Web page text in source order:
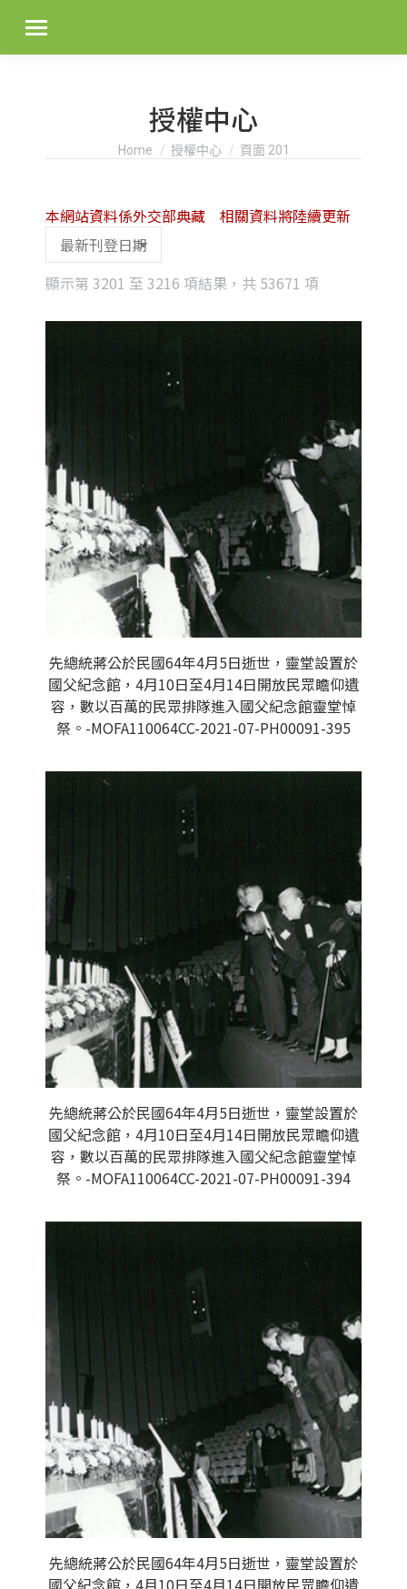
授權中心
You are here:
Home 授權中心 頁面 201
顯示第 3201 至 3216 項結果，共 53671 項
latest
本網站資料係外交部典藏 相關資料將陸續更新
先總統蔣公於民國64年4月5日逝世，靈堂設置於
國父紀念館，4月10日至4月14日開放民眾瞻仰遺
容，數以百萬的民眾排隊進入國父紀念館靈堂悼
祭。-MOFA110064CC-2021-07-PH00091-395
先總統蔣公於民國64年4月5日逝世，靈堂設置於
國父紀念館，4月10日至4月14日開放民眾瞻仰遺
容，數以百萬的民眾排隊進入國父紀念館靈堂悼
祭。-MOFA110064CC-2021-07-PH00091-394
先總統蔣公於民國64年4月5日逝世，靈堂設置於
國父紀念館，4月10日至4月14日開放民眾瞻仰遺